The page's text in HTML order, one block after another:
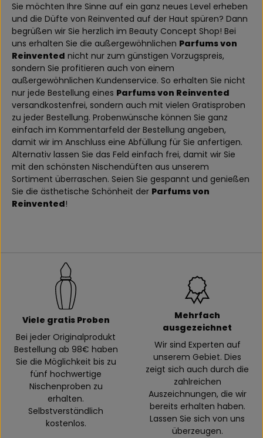
Sie möchten Ihre Sinne auf ein ganz neues Level erheben
und die Düfte von Reinvented auf der Haut spüren? Dann
begrüßen wir Sie herzlich im Beauty Concept Shop! Bei
uns erhalten Sie die außergewöhnlichen Parfums von
Reinvented nicht nur zum günstigen Vorzugspreis,
sondern Sie profitieren auch von einem
außergewöhnlichen Kundenservice. So erhalten Sie nicht
nur jede Bestellung eines Parfums von Reinvented
versandkostenfrei, sondern auch mit vielen Gratisproben
zu jeder Bestellung. Probenwünsche können Sie ganz
einfach im Kommentarfeld der Bestellung angeben,
damit wir im Anschluss eine Abfüllung für Sie anfertigen.
Alternativ lassen Sie das Feld einfach frei, damit wir Sie
mit den schönsten Nischendüften aus unserem
Sortiment überraschen. Seien Sie gespannt und genießen
Sie die ästhetische Schönheit der Parfums von
Reinvented!
Viele gratis Proben
Bei jeder Originalprodukt
Bestellung ab 98€ haben
Sie die Möglichkeit bis zu
fünf hochwertige
Nischenproben zu
erhalten.
Selbstverständlich
kostenlos.
Mehrfach
ausgezeichnet
Wir sind Experten auf
unserem Gebiet. Dies
zeigt sich auch durch die
zahlreichen
Auszeichnungen, die wir
bereits erhalten haben.
Lassen Sie sich von uns
überzeugen.